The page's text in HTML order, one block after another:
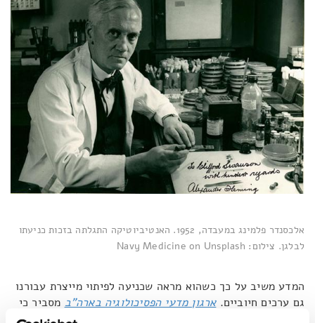
אלכסנדר פלמינג במעבדה, 1952. האנטיביוטיקה התגלתה בזכות כניעתו
לבלגן. צילום: Navy Medicine on Unsplash
המדע משיב על כך כשהוא מראה שכניעה לפיתוי מייצרת עבורנו
גם ערכים חיוביים.ארגון מדעי הפסיכולוגיה בארה"ב מסביר כי
ויסות עצמי הוא משאב מתכלה. אם בזבזנו את כל כוח הרצון